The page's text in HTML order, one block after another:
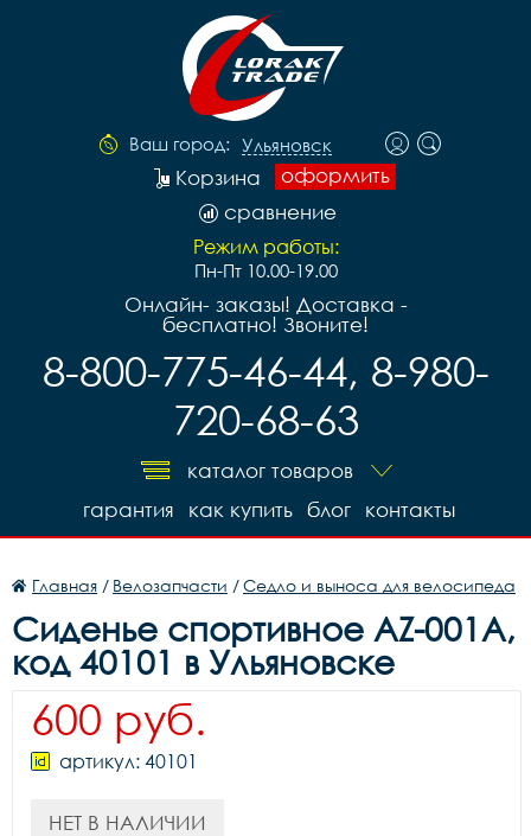
Ваш город: Ульяновск
оформить
Корзина
сравнение
Режим работы:
Пн-Пт 10.00-19.00
Онлайн- заказы! Доставка -
бесплатно! Звоните!
8-800-775-46-44, 8-980-
720-68-63
каталог товаров
контакты
блог
как купить
гарантия
Главная / Велозапчасти /Седло и выноса для велосипеда
Сиденье спортивное AZ-001A,
код 40101 в Ульяновске
600 руб.
артикул: 40101
НЕТ В НАЛИЧИИ